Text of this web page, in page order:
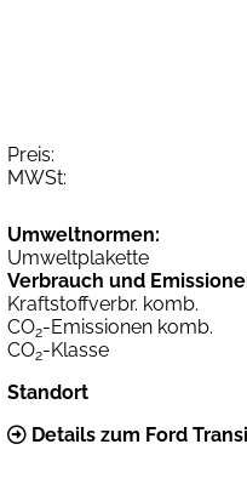
Preis:
MWSt:
Umweltnormen:
Umweltplakette
Verbrauch und
Kraftstoffverbr. komb.
CO2-Emissionen komb.
CO2-Klasse
Standort
Details zum Ford